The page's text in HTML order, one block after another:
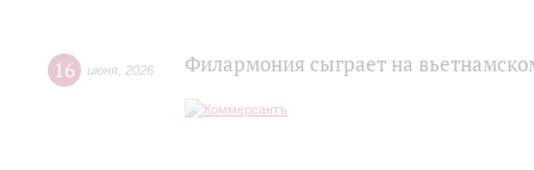
16 июня 2026 Филармония сыграет на